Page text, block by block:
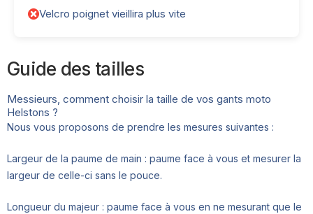
Velcro poignet vieillira plus vite
Guide des tailles
Messieurs, comment choisir la taille de vos gants moto
Helstons ?
Nous vous proposons de prendre les mesures suivantes :
Largeur de la paume de main : paume face à vous et mesurer la
largeur de celle-ci sans le pouce.
Longueur du majeur : paume face à vous en ne mesurant que le